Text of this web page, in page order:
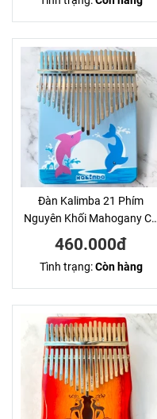
Đàn Kalimba 21 Phím
Nguyên Khối Mahogany Cá
Voi Xanh KaLinh
460.000đ
Tình trạng:Còn hàng